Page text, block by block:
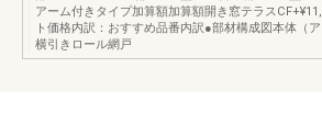
アーム付きタイプ加算額加算額開き窓テラス
ト価格内訳：おすすめ品番内訳●部材構成図本体（ア
横引きロール網戸